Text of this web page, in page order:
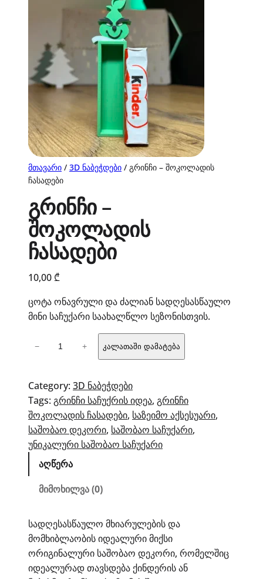
მთავარი / 3D ნაბეჭდები / გრინჩი – შოკოლადის
ჩასადები
გრინჩი –
შოკოლადის
ჩასადები
10,00₾
ცოტა ონავრული და ძალიან სადღესასწაულო
მინი საჩუქარი საახალწლო სეზონისთვის.
შოკოლადის
ჩასადები
− + კალათაში დამატება
Category: 3D ნაბეჭდები
Tags: გრინჩი საჩუქრის იდეა, გრინჩი
შოკოლადის ჩასადები, საზეიმო აქსესუარი
საშობაო დეკორი, საშობაო საჩუქარი
უნიკალური საშობაო საჩუქარი
აღწერა
მიმოხილვა (0)
სადღესასწაულო მხიარულების და
მომხიბლაობის იდეალური მიქსი
ორიგინალური საშობაო დეკორი, რომელშიც
იდეალურად თავსდება ქინდერის ან